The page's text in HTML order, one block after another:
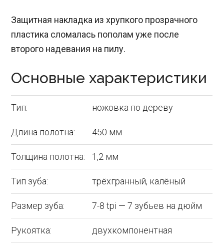
Защитная накладка из хрупкого прозрачного
пластика сломалась пополам уже после
второго надевания на пилу.
Основные характеристики
Тип: ножовка по дереву
Длина полотна: 450 мм
Толщина полотна: 1,2 мм
Тип зуба: трёхгранный, калёный
Размер зуба: 7-8 tpi — 7 зубьев на дюйм
Рукоятка: двухкомпонентная